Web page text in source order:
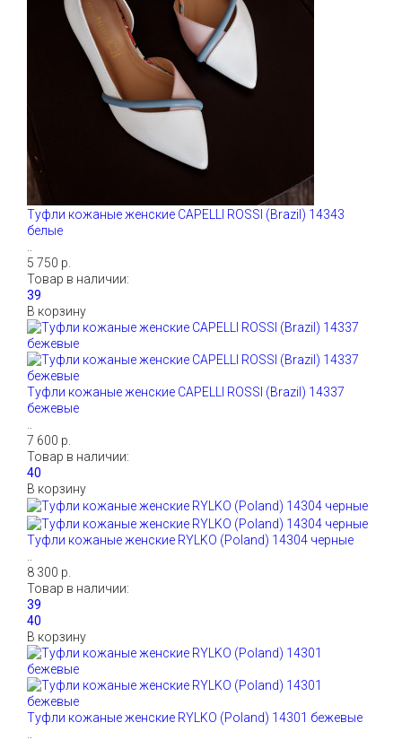
Туфли кожаные женские CAPELLI ROSSI (Brazil) 14343
белые
5 750 р.
Товар в наличии:
В корзину
Туфли кожаные женские CAPELLI ROSSI (Brazil) 14337
бежевые
7 600 р.
Товар в наличии:
В корзину
Туфли кожаные женские RYLKO (Poland) 14304 черные
8 300 р.
Товар в наличии:
В корзину
Туфли кожаные женские RYLKO (Poland) 14301 бежевые